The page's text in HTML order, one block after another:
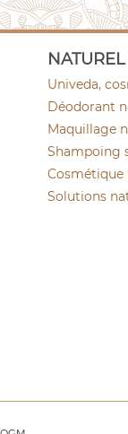
Univeda,
Déodorant
Maquillage
Shampoing
Cosmétique
Solutions